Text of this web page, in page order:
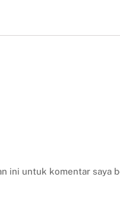
ini untuk komentar saya